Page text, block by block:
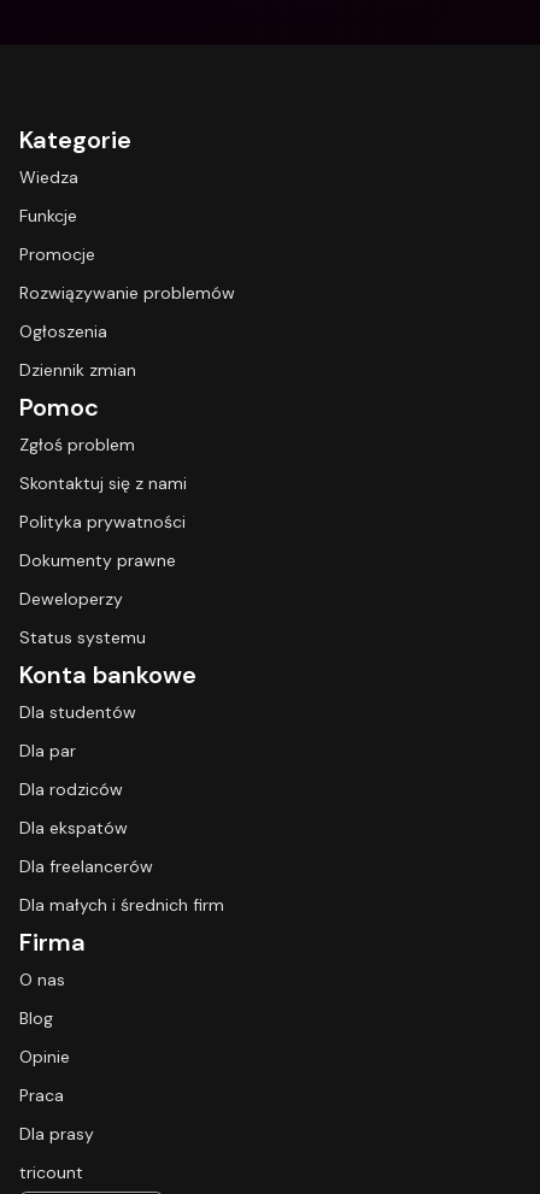
Kategorie
Wiedza
Funkcje
Promocje
Rozwiązywanie problemów
Ogłoszenia
Dziennik zmian
Pomoc
Zgłoś problem
Skontaktuj się z nami
Polityka prywatności
Dokumenty prawne
Deweloperzy
Status systemu
Konta bankowe
Dla studentów
Dla par
Dla rodziców
Dla ekspatów
Dla freelancerów
Dla małych i średnich firm
Firma
O nas
Blog
Opinie
Praca
Dla prasy
tricount